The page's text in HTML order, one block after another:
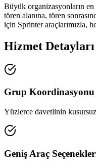
Büyük organizasyonların
tören alanına, tören
için Sprinter araçlarımızla,
Hizmet Detayları
Grup Koordinasyonu
Yüzlerce davetlinin
Geniş Araç